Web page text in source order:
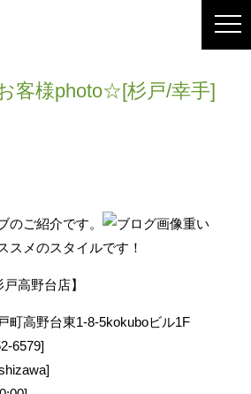
客様photo☆[杉戸/幸手]
のご紹介です。
重い
スメのスタイルです！
高野台店】
町高野台東1-8-5kokuboビル1F
6579]